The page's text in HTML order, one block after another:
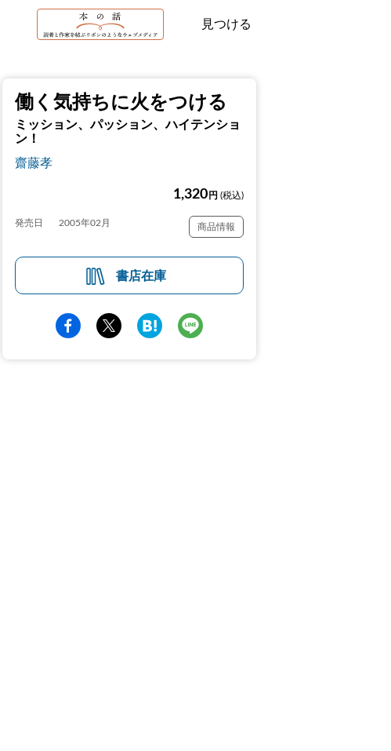
見つける
働く気持ちに火をつける
ミッション、パッション、ハイテンショ
ン！
齋藤孝
1,320 円 (税込)
発売日 2005年02月 商品情報
書店在庫